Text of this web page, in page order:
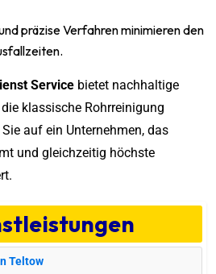
präzise Verfahren minimieren den
Service bietet nachhaltige
klassische Rohrreinigung
auf ein Unternehmen, das
und gleichzeitig höchste
Teltow